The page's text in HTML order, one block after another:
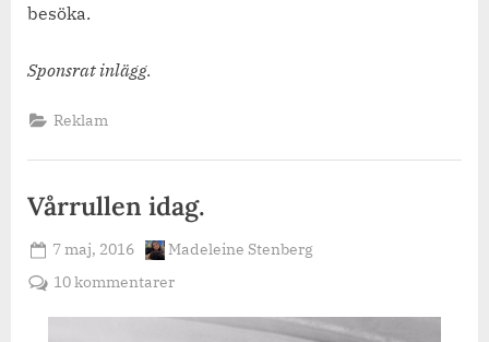
besöka.
Sponsrat inlägg.
Reklam
Vårrullen idag.
Posted
on
7 maj, 2016 By
Madeleine Stenberg
10 kommentarertill